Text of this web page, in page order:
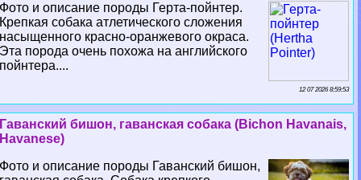
Фото и описание породы Герта-пойнтер.
Крепкая собака атлетического сложения
насыщенного красно-оранжевого окраса.
Эта порода очень похожа на английского
пойнтера....
12 07 2026 8:59:53
Гаванский бишон, гаванская собака (Bichon Havanais,
Havanese)
Фото и описание породы Гаванский бишон,